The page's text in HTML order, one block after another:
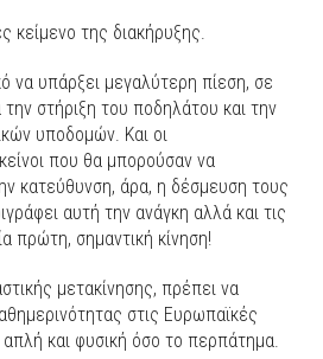
κείμενο της διακήρυξης.
να υπάρξει μεγαλύτερη πίεση, σε
στήριξη του ποδηλάτου και την
υποδομών. Και οι
που θα μπορούσαν να
κατεύθυνση, άρα, η δέσμευση τους
αυτή την ανάγκη αλλά και τις
πρώτη, σημαντική κίνηση!
μετακίνησης, πρέπει να
στις Ευρωπαϊκές
απλή και φυσική όσο το περπάτημα.